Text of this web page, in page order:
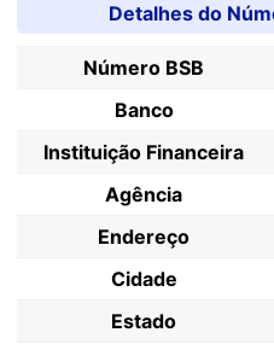
Detalhes do
Número BSB
Banco
Instituição Financeira
Agência
Endereço
Cidade
Estado